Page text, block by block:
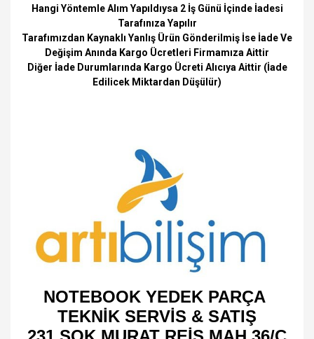
Hangi Yöntemle Alım Yapıldıysa 2 İş Günü İçinde İadesi
Tarafınıza Yapılır
Tarafımızdan Kaynaklı Yanlış Ürün Gönderilmiş İse İade Ve
Değişim Anında Kargo Ücretleri Firmamıza Aittir
Diğer İade Durumlarında Kargo Ücreti Alıcıya Aittir (İade
Edilicek Miktardan Düşülür)
NOTEBOOK YEDEK PARÇA
TEKNİK SERVİS & SATIŞ